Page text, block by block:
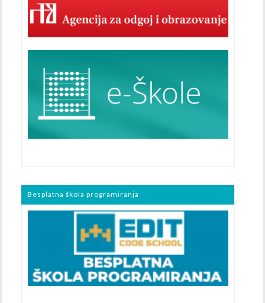
Besplatna škola programiranja